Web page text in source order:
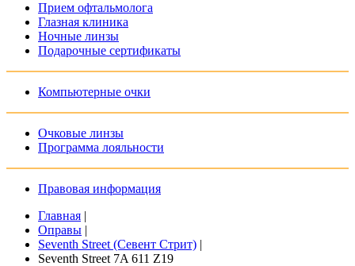
Прием офтальмолога
Глазная клиника
Ночные линзы
Подарочные сертификаты
Компьютерные очки
Очковые линзы
Программа лояльности
Правовая информация
Главная |
Оправы |
Seventh Street (Севент Стрит) |
Seventh Street 7A 611 Z19